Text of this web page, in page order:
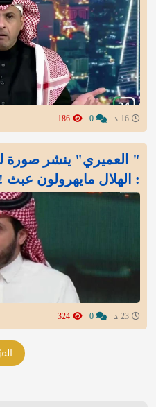
" العميري" ينشر صورة
: الهلال مايهرولون عبث !